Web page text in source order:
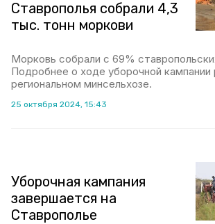
Ставрополья собрали 4,3
тыс. тонн моркови
Морковь собрали с 69%
Подробнее о ходе уборочной кампании
региональном минсельхозе.
25 октября 2024, 15:43
Уборочная кампания
завершается на
Ставрополье